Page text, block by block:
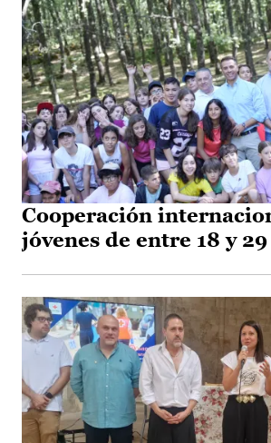
Cooperación
jóvenes de entre 18 y